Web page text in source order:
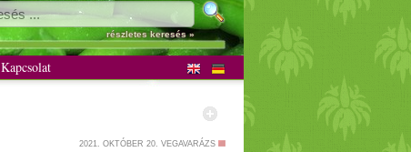
részletes keresés »
Kapcsolat
2021. OKTÓBER 20. VEGAVARÁZS